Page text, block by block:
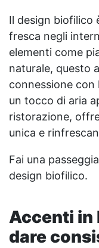
Il design biofilico
fresca negli
elementi come
naturale, questo
connessione con
un tocco di aria
ristorazione,
unica e
Fai una
design biofilico.
Accenti in
dare